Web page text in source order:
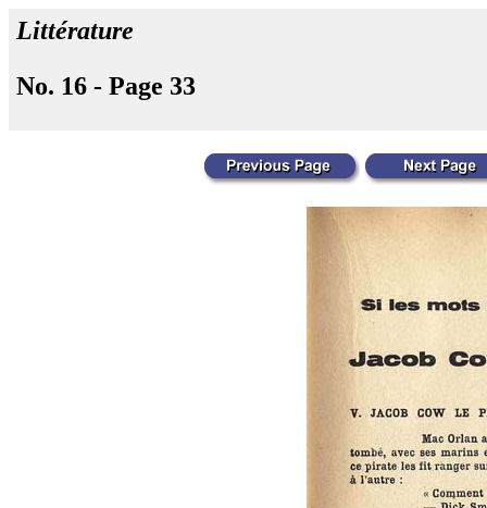
Littérature
No. 16 - Page 33